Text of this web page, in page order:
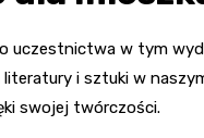
uczestnictwa w tym
literatury i sztuki w
swojej twórczości.